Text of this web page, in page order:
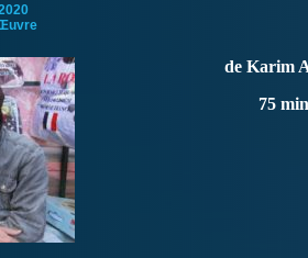
de Karim
75